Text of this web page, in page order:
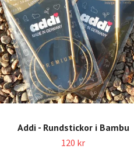
Addi - Rundstickor i Bambu
120 kr